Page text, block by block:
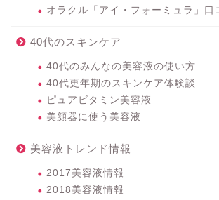
オラクル「アイ・フォーミュラ」口
40代のスキンケア
40代のみんなの美容液の使い方
40代更年期のスキンケア体験談
ピュアビタミン美容液
美顔器に使う美容液
美容液トレンド情報
2017美容液情報
2018美容液情報